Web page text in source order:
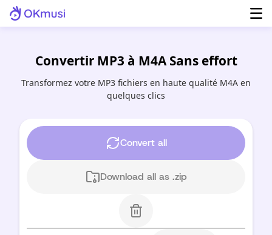
Convertir MP3 à M4A Sans effort
Transformez votre MP3 fichiers en haute qualité M4A en
quelques clics